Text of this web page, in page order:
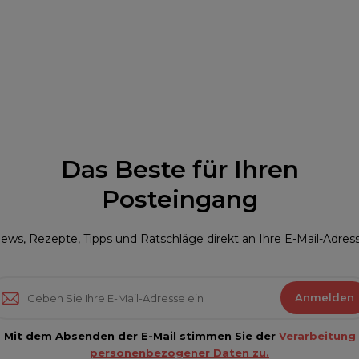
Das Beste für Ihren
Posteingang
Rezepte, Tipps und Ratschläge direkt an Ihre E-Mail-
Anmelden
Mit dem Absenden der E-Mail stimmen Sie der Verarbeitung
personenbezogener Daten zu.